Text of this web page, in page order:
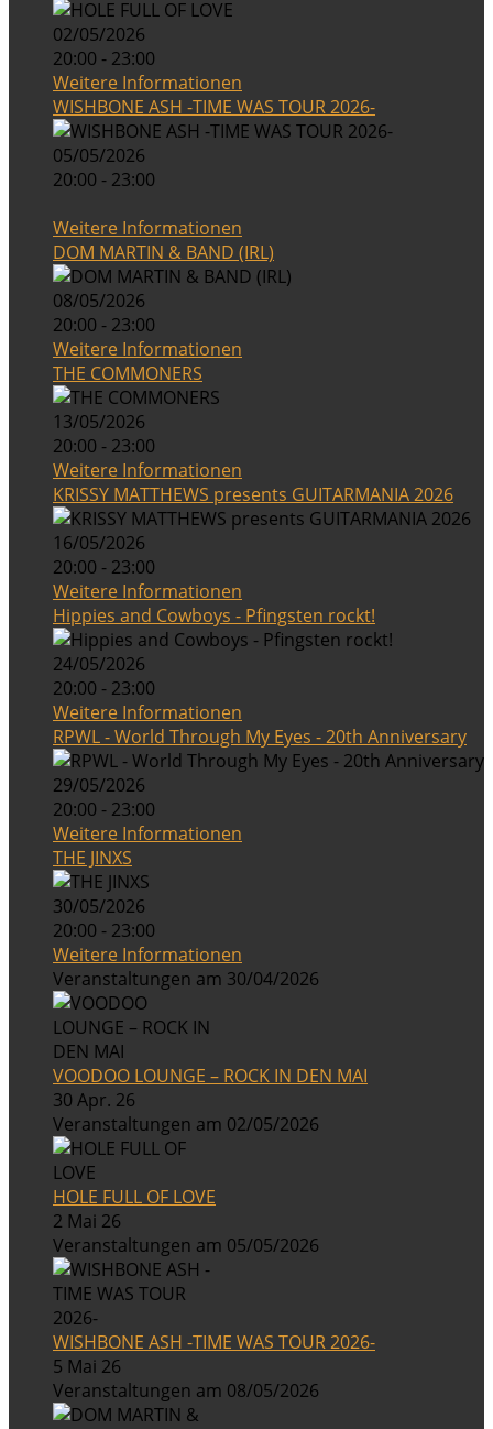
02/05/2026
20:00 - 23:00
Weitere Informationen
WISHBONE ASH -TIME WAS TOUR 2026-
05/05/2026
20:00 - 23:00
Weitere Informationen
DOM MARTIN & BAND (IRL)
08/05/2026
20:00 - 23:00
Weitere Informationen
THE COMMONERS
13/05/2026
20:00 - 23:00
Weitere Informationen
KRISSY MATTHEWS presents GUITARMANIA 2026
16/05/2026
20:00 - 23:00
Weitere Informationen
Hippies and Cowboys - Pfingsten rockt!
24/05/2026
20:00 - 23:00
Weitere Informationen
RPWL - World Through My Eyes - 20th Anniversary
29/05/2026
20:00 - 23:00
Weitere Informationen
THE JINXS
30/05/2026
20:00 - 23:00
Weitere Informationen
Veranstaltungen am 30/04/2026
VOODOO LOUNGE – ROCK IN DEN MAI
30 Apr. 26
Veranstaltungen am 02/05/2026
HOLE FULL OF LOVE
2 Mai 26
Veranstaltungen am 05/05/2026
WISHBONE ASH -TIME WAS TOUR 2026-
5 Mai 26
Veranstaltungen am 08/05/2026